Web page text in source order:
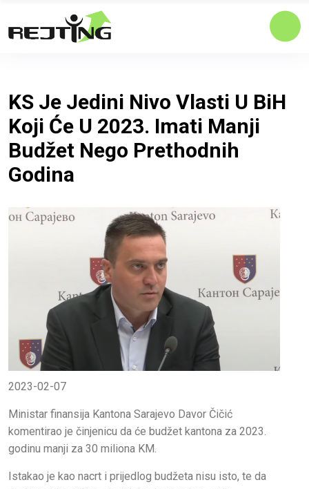
KS Je Jedini Nivo Vlasti U BiH
Koji Će U 2023. Imati Manji
Budžet Nego Prethodnih
Godina
2023-02-07
Ministar finansija Kantona Sarajevo Davor Čičić
komentirao je činjenicu da će budžet kantona za 2023.
godinu manji za 30 miliona KM.
Istakao je kao nacrt i prijedlog budžeta nisu isto, te da